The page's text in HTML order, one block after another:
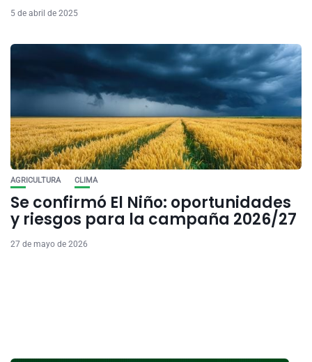
5 de abril de 2025
AGRICULTURA CLIMA
Se confirmó El Niño: oportunidades
y riesgos para la campaña 2026/27
27 de mayo de 2026